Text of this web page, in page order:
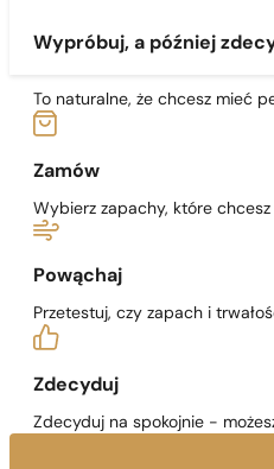
Wypróbuj, a później
To naturalne, że chcesz mieć
Zamów
Wybierz zapachy, które
Powąchaj
Przetestuj, czy zapach i
Zdecyduj
Zdecyduj na spokojnie -